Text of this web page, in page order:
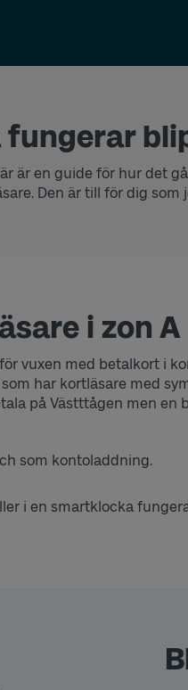
fungerar
är en guide för hur det
Den är till för dig som
i zon A
vuxen med betalkort i
har kortläsare med
på Västttågen men en
som kontoladdning.
i en smartklocka